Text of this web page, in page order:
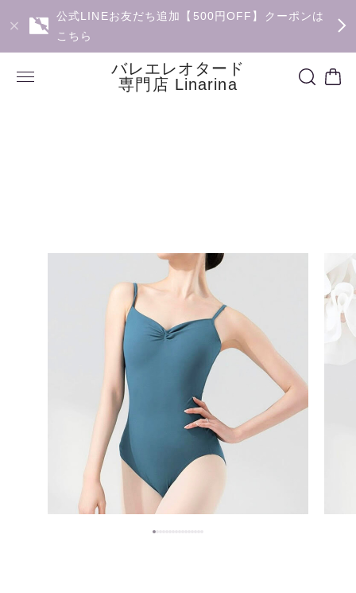
公式LINEお友だち追加【500円OFF】クーポンは
こちら
バレエレオタード
専門店 Linarina